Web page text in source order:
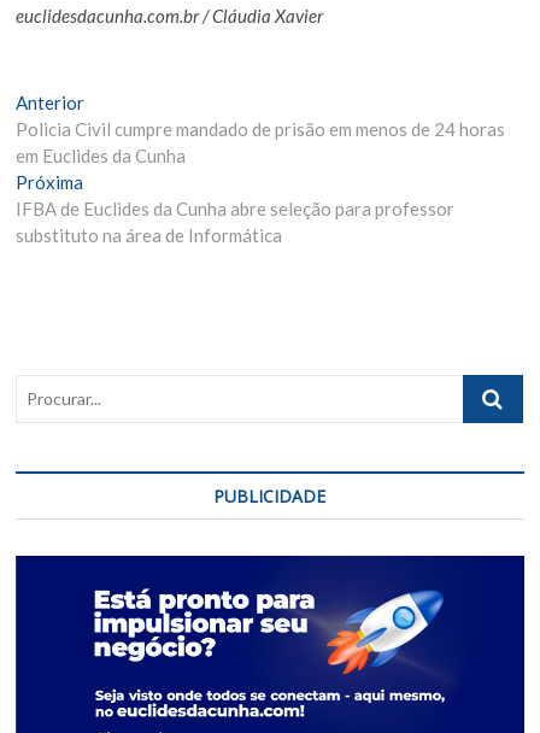
euclidesdacunha.com.br / Cláudia Xavier
Navegação
de
Post
AnteriorMatéria
Anterior:
Policia Civil cumpre mandado de prisão em menos de 24 horas
em Euclides da Cunha
Próxima
Materia:
IFBA de Euclides da Cunha abre seleção para professor
substituto na área de Informática
PUBLICIDADE